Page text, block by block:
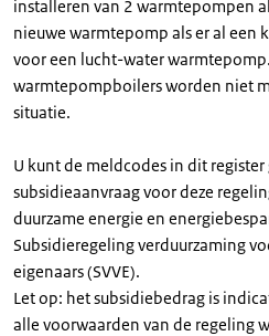
installeren van 2 warmtepompen
nieuwe warmtepomp als er al een
voor een lucht-water
warmtepompboilers worden niet
situatie.
U kunt de meldcodes in dit
subsidieaanvraag voor deze
duurzame energie en
Subsidieregeling verduurzaming
eigenaars (SVVE).
Let op: het subsidiebedrag is
alle voorwaarden van de regeling